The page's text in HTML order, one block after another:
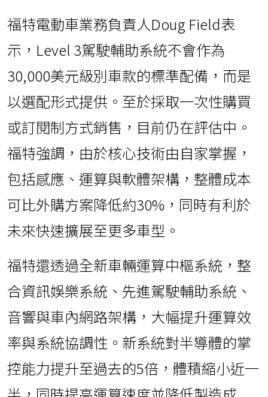
福特電動車業務負責人Doug Field表
示，Level 3駕駛輔助系統不會作為
30,000美元級別車款的標準配備，而是
以選配形式提供。至於採取一次性購買
或訂閱制方式銷售，目前仍在評估中。
福特強調，由於核心技術由自家掌握，
包括感應、運算與軟體架構，整體成本
可比外購方案降低約30%，同時有利於
未來快速擴展至更多車型。
福特還透過全新車輛運算中樞系統，整
合資訊娛樂系統、先進駕駛輔助系統、
音響與車內網路架構，大幅提升運算效
率與系統協調性。新系統對半導體的掌
控能力提升至過去的5倍，體積縮小近一